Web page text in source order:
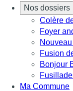
Nos dossiers
Colère
Foyer
Fusion
Bonjour
Ma Commune